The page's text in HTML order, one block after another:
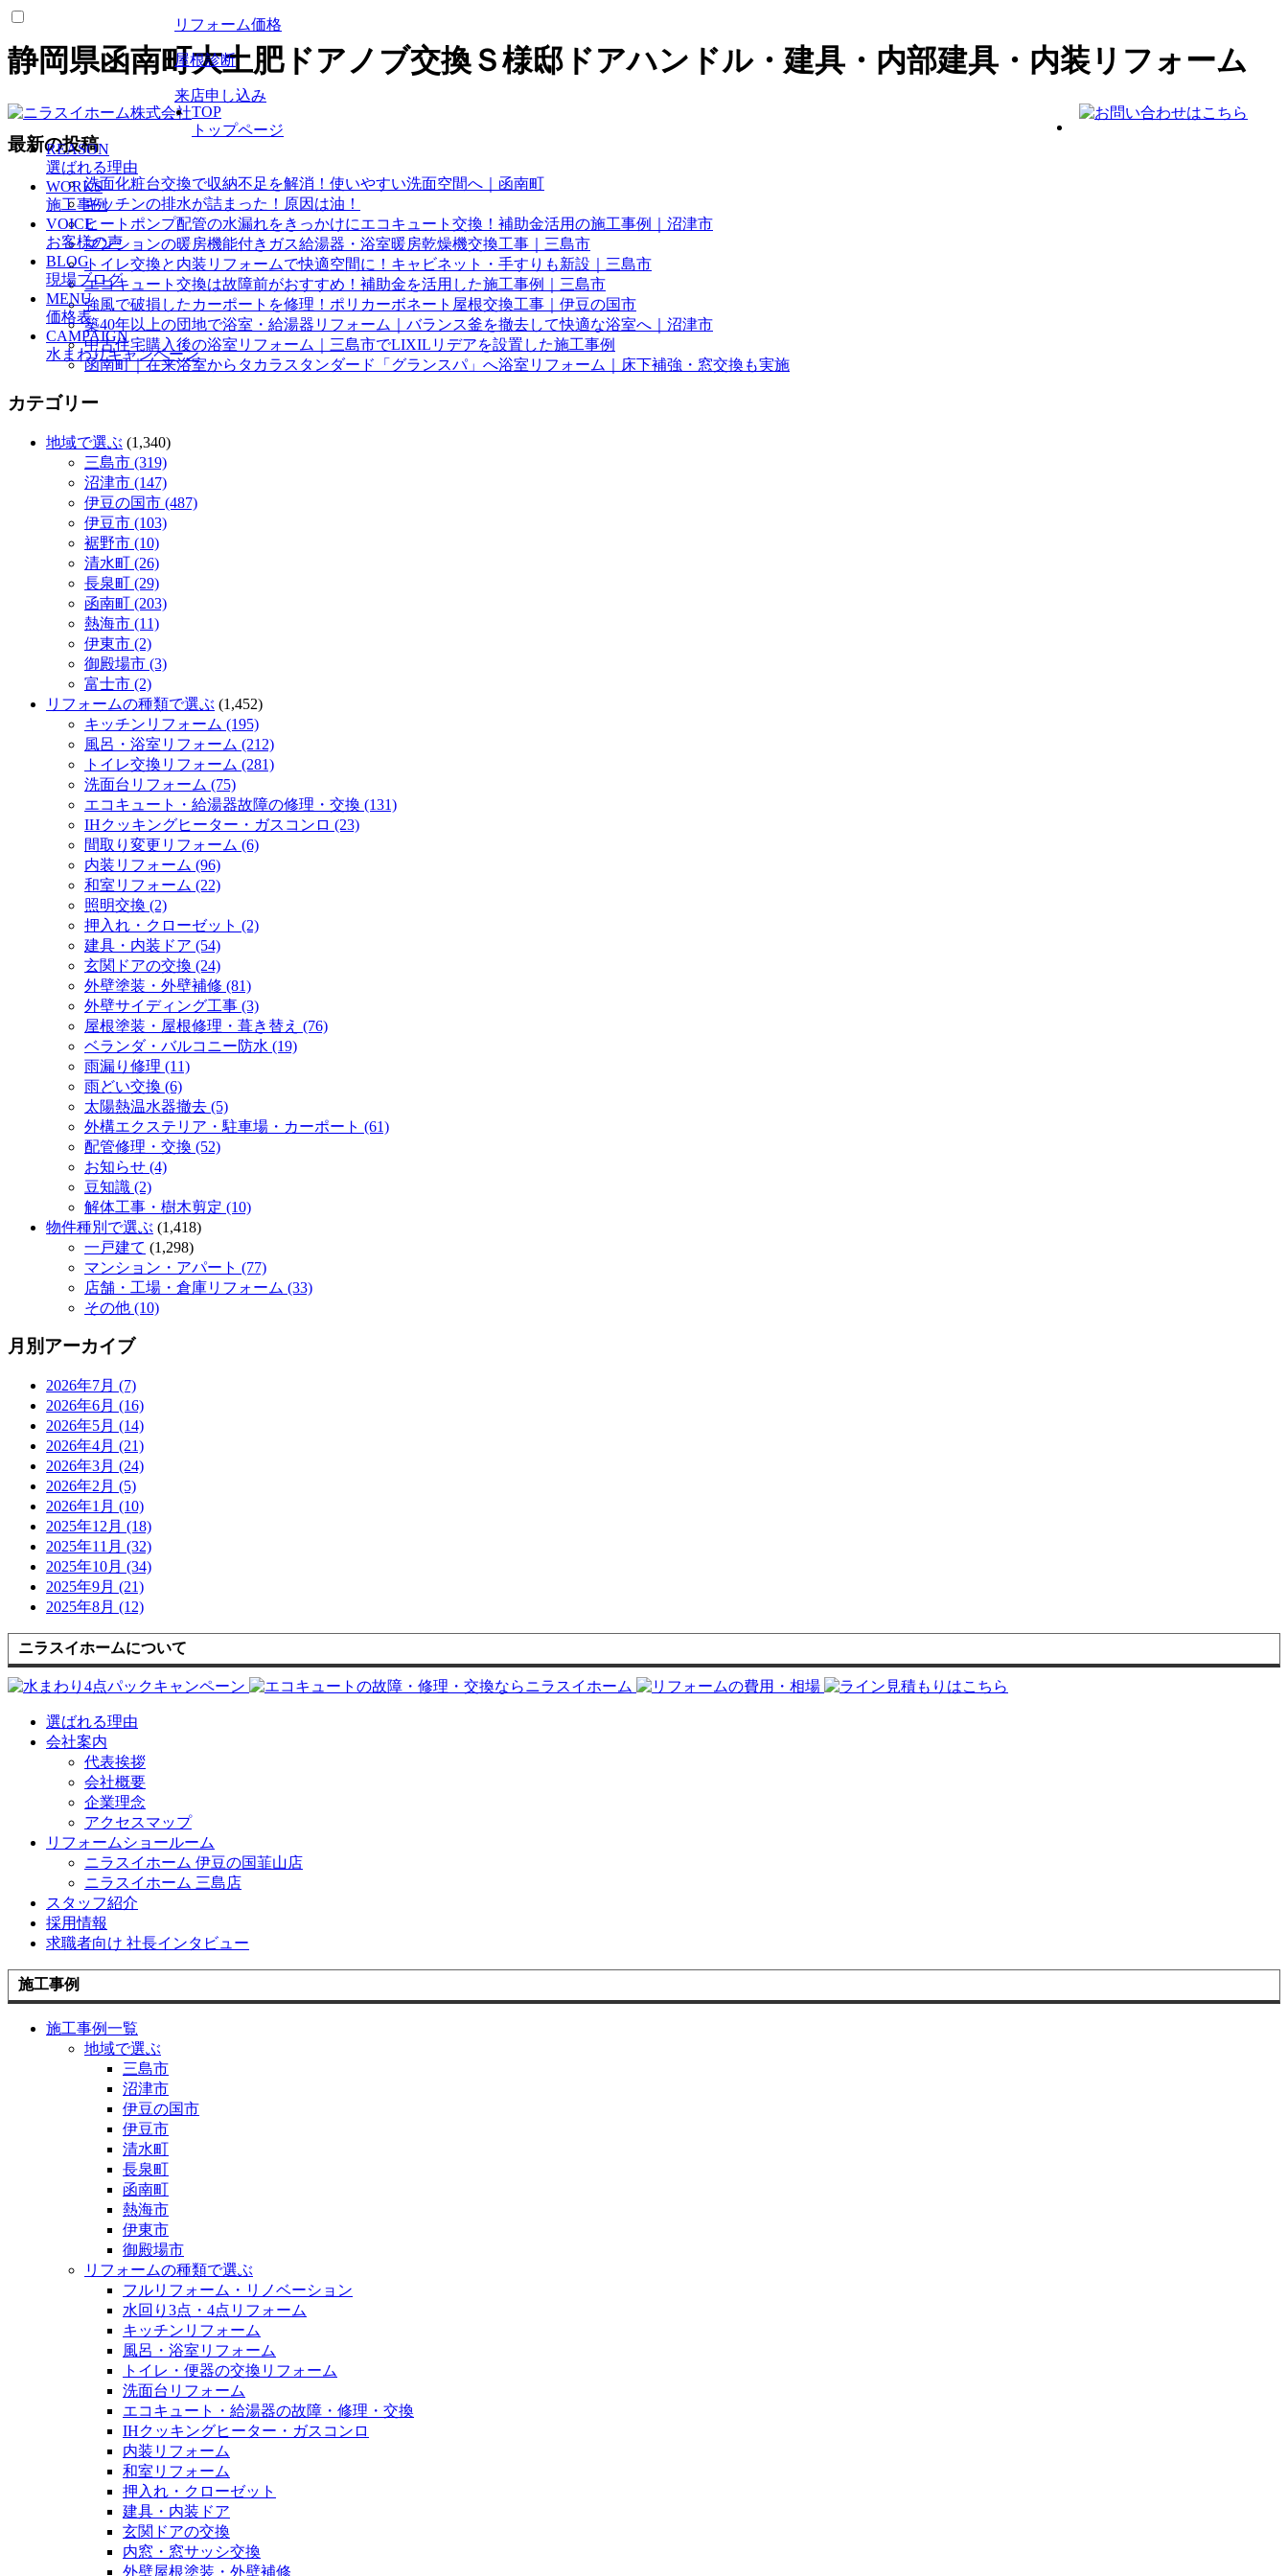
静岡県函南町大土肥ドアノブ交換Ｓ様邸ドアハンドル・建具・内部建具・内装リフォーム
TOP
トップページ
REASON
選ばれる理由
WORKS
施工事例
VOICE
お客様の声
BLOG
現場ブログ
MENU
価格表
CAMPAIGN
水まわりキャンペーン
最新の投稿
洗面化粧台交換で収納不足を解消！使いやすい洗面空間へ｜函南町
キッチンの排水が詰まった！原因は油！
ヒートポンプ配管の水漏れをきっかけにエコキュート交換！補助金活用の施工事例｜沼津市
マンションの暖房機能付きガス給湯器・浴室暖房乾燥機交換工事｜三島市
トイレ交換と内装リフォームで快適空間に！キャビネット・手すりも新設｜三島市
エコキュート交換は故障前がおすすめ！補助金を活用した施工事例｜三島市
強風で破損したカーポートを修理！ポリカーボネート屋根交換工事｜伊豆の国市
築40年以上の団地で浴室・給湯器リフォーム｜バランス釜を撤去して快適な浴室へ｜沼津市
中古住宅購入後の浴室リフォーム｜三島市でLIXILリデアを設置した施工事例
函南町｜在来浴室からタカラスタンダード「グランスパ」へ浴室リフォーム｜床下補強・窓交換も実施
カテゴリー
地域で選ぶ (1,340)
三島市 (319)
沼津市 (147)
伊豆の国市 (487)
伊豆市 (103)
裾野市 (10)
清水町 (26)
長泉町 (29)
函南町 (203)
熱海市 (11)
伊東市 (2)
御殿場市 (3)
富士市 (2)
リフォームの種類で選ぶ (1,452)
キッチンリフォーム (195)
風呂・浴室リフォーム (212)
トイレ交換リフォーム (281)
洗面台リフォーム (75)
エコキュート・給湯器故障の修理・交換 (131)
IHクッキングヒーター・ガスコンロ (23)
間取り変更リフォーム (6)
内装リフォーム (96)
和室リフォーム (22)
照明交換 (2)
押入れ・クローゼット (2)
建具・内装ドア (54)
玄関ドアの交換 (24)
外壁塗装・外壁補修 (81)
外壁サイディング工事 (3)
屋根塗装・屋根修理・葺き替え (76)
ベランダ・バルコニー防水 (19)
雨漏り修理 (11)
雨どい交換 (6)
太陽熱温水器撤去 (5)
外構エクステリア・駐車場・カーポート (61)
配管修理・交換 (52)
お知らせ (4)
豆知識 (2)
解体工事・樹木剪定 (10)
物件種別で選ぶ (1,418)
一戸建て (1,298)
マンション・アパート (77)
店舗・工場・倉庫リフォーム (33)
その他 (10)
月別アーカイブ
2026年7月 (7)
2026年6月 (16)
2026年5月 (14)
2026年4月 (21)
2026年3月 (24)
2026年2月 (5)
2026年1月 (10)
2025年12月 (18)
2025年11月 (32)
2025年10月 (34)
2025年9月 (21)
2025年8月 (12)
ニラスイホームについて
選ばれる理由
会社案内
代表挨拶
会社概要
企業理念
アクセスマップ
リフォームショールーム
ニラスイホーム 伊豆の国韮山店
ニラスイホーム 三島店
スタッフ紹介
採用情報
求職者向け 社長インタビュー
施工事例
施工事例一覧
地域で選ぶ
三島市
沼津市
伊豆の国市
伊豆市
清水町
長泉町
函南町
熱海市
伊東市
御殿場市
リフォームの種類で選ぶ
フルリフォーム・リノベーション
水回り3点・4点リフォーム
キッチンリフォーム
風呂・浴室リフォーム
トイレ・便器の交換リフォーム
洗面台リフォーム
エコキュート・給湯器の故障・修理・交換
IHクッキングヒーター・ガスコンロ
内装リフォーム
和室リフォーム
押入れ・クローゼット
建具・内装ドア
玄関ドアの交換
内窓・窓サッシ交換
外壁屋根塗装・外壁補修
リフォーム価格
屋根診断
来店申し込み